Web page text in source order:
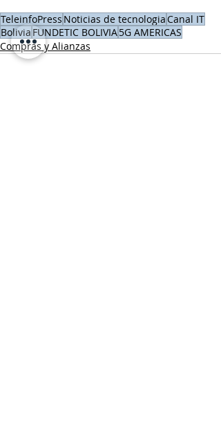
TeleinfoPress Noticias de tecnologiaCanal IT
Bolivia FUNDETIC BOLIVIA5G AMERICAS
Compras y Alianzas